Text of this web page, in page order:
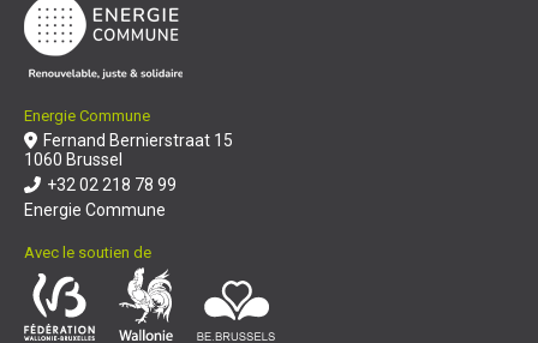
Energie Commune
Fernand Bernierstraat 15
1060 Brussel
+32 02 218 78 99
Energie Commune
Avec le soutien de